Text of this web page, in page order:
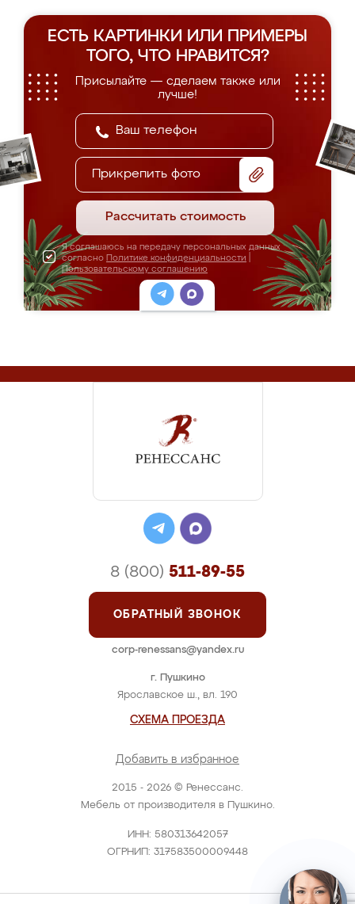
ЕСТЬ КАРТИНКИ ИЛИ ПРИМЕРЫ
ТОГО, ЧТО НРАВИТСЯ?
Присылайте — сделаем также или
лучше!
Прикрепить фото
Рассчитать стоимость
Я соглашаюсь на передачу персональных данных
согласно Политике конфиденциальности
Пользовательскому соглашению
2015 - 2026 © Ренессанс.
Мебель от производителя в Пушкино.
ИНН: 580313642057
ОГРНИП: 317583500009448
г. Пушкино
Ярославское ш., вл. 190
СХЕМА ПРОЕЗДА
Добавить в избранное
8 (800) 511-89-55
ОБРАТНЫЙ ЗВОНОК
corp-renessans@yandex.ru